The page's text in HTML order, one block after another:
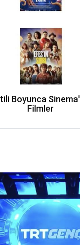
Boyunca
Filmler